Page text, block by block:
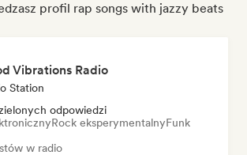
profil rap songs with jazzy beats
Vibrations Radio
Station
odpowiedzi
Rock eksperymentalnyFunk
w radio